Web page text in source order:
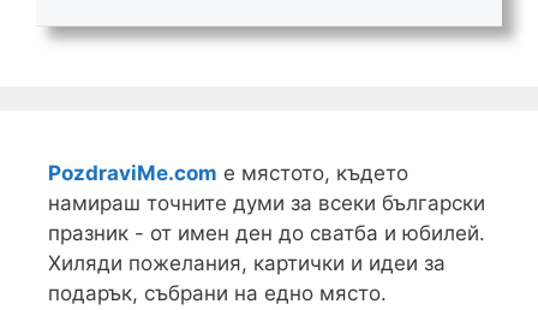
PozdraviMe.com е мястото, където
намираш точните думи за всеки български
празник - от имен ден до сватба и юбилей.
Хиляди пожелания, картички и идеи за
подарък, събрани на едно място.